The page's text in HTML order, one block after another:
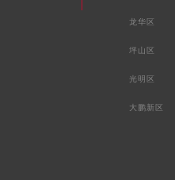
龙华区
坪山区
光明区
大鹏新区